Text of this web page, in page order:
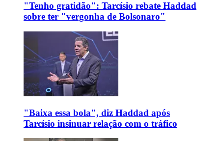
"Tenho gratidão": Tarcísio rebate Haddad
sobre ter "vergonha de Bolsonaro"
"Baixa essa bola", diz Haddad após
Tarcísio insinuar relação com o tráfico